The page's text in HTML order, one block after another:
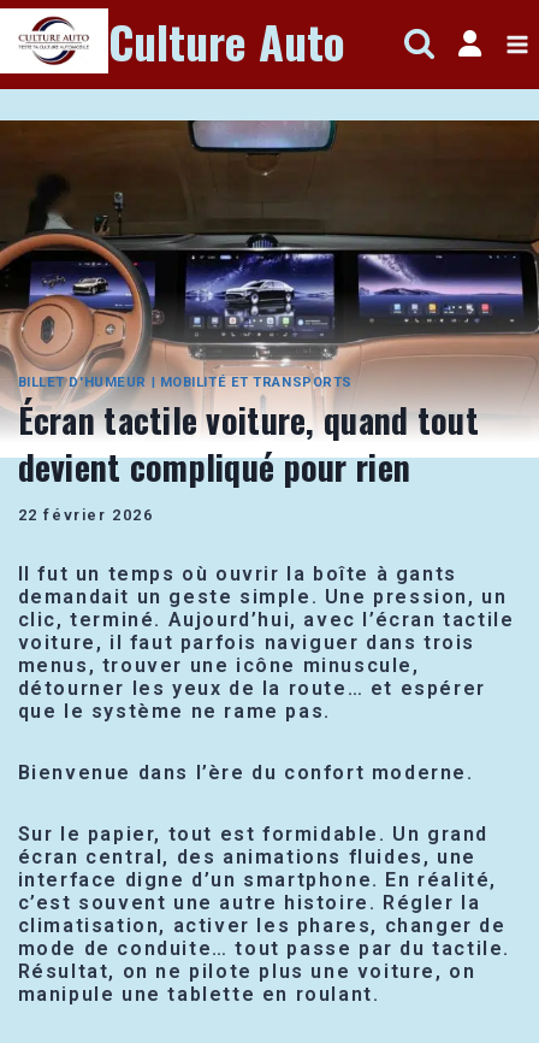
Aller
au
contenu
Culture Auto
BILLET D'HUMEUR | MOBILITÉ ET TRANSPORTS
Écran tactile voiture, quand tout
devient compliqué pour rien
22 février 2026
Il fut un temps où ouvrir la boîte à gants
demandait un geste simple. Une pression, un
clic, terminé. Aujourd’hui, avec l’écran tactile
voiture, il faut parfois naviguer dans trois
menus, trouver une icône minuscule,
détourner les yeux de la route… et espérer
que le système ne rame pas.
Bienvenue dans l’ère du confort moderne.
Sur le papier, tout est formidable. Un grand
écran central, des animations fluides, une
interface digne d’un smartphone. En réalité,
c’est souvent une autre histoire. Régler la
climatisation, activer les phares, changer de
mode de conduite… tout passe par du tactile.
Résultat, on ne pilote plus une voiture, on
manipule une tablette en roulant.